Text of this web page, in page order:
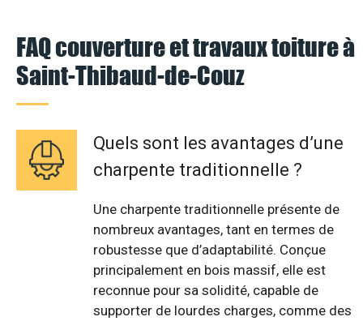
FAQ couverture et travaux toiture à
Saint-Thibaud-de-Couz
Quels sont les avantages d’une
charpente traditionnelle ?
Une charpente traditionnelle présente de
nombreux avantages, tant en termes de
robustesse que d’adaptabilité. Conçue
principalement en bois massif, elle est
reconnue pour sa solidité, capable de
supporter de lourdes charges, comme des